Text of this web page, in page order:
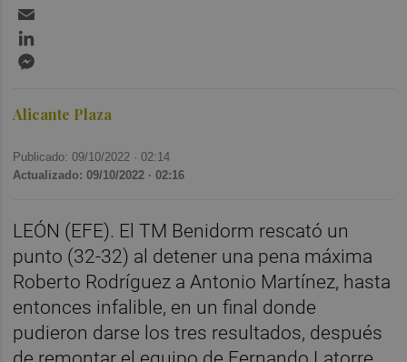
Alicante Plaza
Publicado: 09/10/2022 ·02:14
Actualizado: 09/10/2022 · 02:16
LEÓN (EFE). El TM Benidorm rescató un
punto (32-32) al detener una pena máxima
Roberto Rodríguez a Antonio Martínez, hasta
entonces infalible, en un final donde
pudieron darse los tres resultados, después